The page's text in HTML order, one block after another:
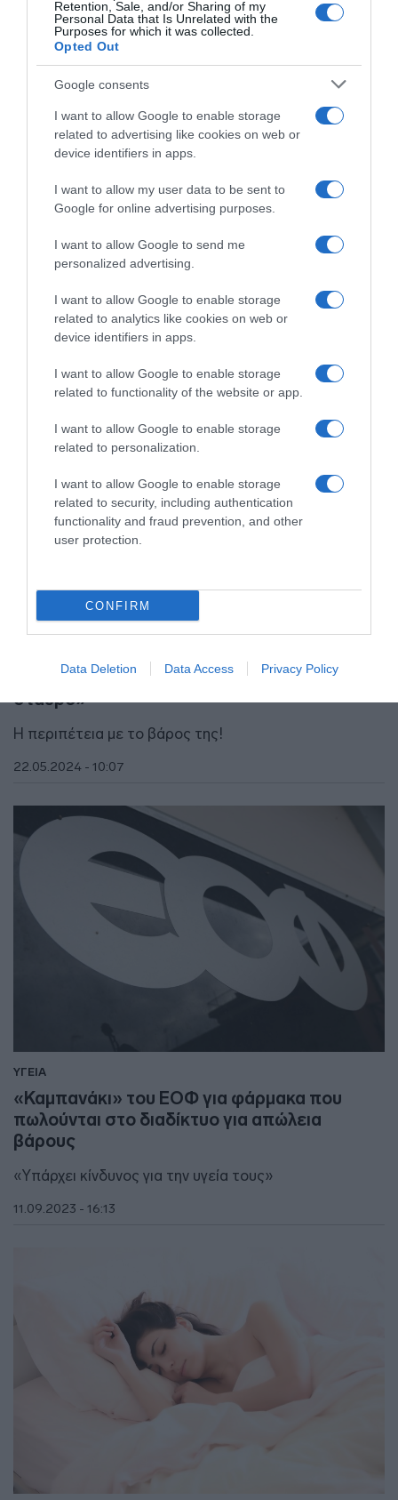
Retention, Sale, and/or Sharing of my
Personal Data that Is Unrelated with the
Purposes for which it was collected.
Opted Out
Google consents
I want to allow Google to enable storage
related to advertising like cookies on web or
device identifiers in apps.
I want to allow my user data to be sent to
Google for online advertising purposes.
I want to allow Google to send me
personalized advertising.
I want to allow Google to enable storage
related to analytics like cookies on web or
device identifiers in apps.
I want to allow Google to enable storage
related to functionality of the website or app.
I want to allow Google to enable storage
related to personalization.
I want to allow Google to enable storage
related to security, including authentication
functionality and fraud prevention, and other
user protection.
CONFIRM
Data Deletion Data Access Privacy Policy
LIFESTYLE
Απλοί τρόποι για να χάσετε εύκολα και
γρήγορα κιλά
Τι μπορείτε να κάνετε!
23.05.2024 - 15:46
κιλά της – «Κάθε άνθρωπος έχει τον δικό του
σταυρό»
Η περιπέτεια με το βάρος της!
22.05.2024 - 10:07
ΥΓΕΙΑ
«Καμπανάκι» του ΕΟΦ για φάρμακα που
πωλούνται στο διαδίκτυο για απώλεια
βάρους
«Υπάρχει κίνδυνος για την υγεία τους»
11.09.2023 - 16:13